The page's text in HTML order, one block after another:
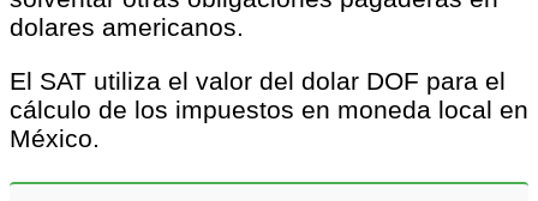
dolares americanos.
El SAT utiliza el valor del dolar DOF para el
cálculo de los impuestos en moneda local en
México.